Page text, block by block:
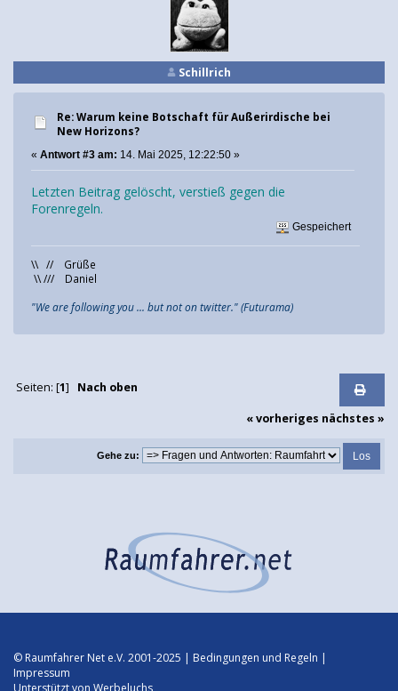
Schillrich
Re: Warum keine Botschaft für Außerirdische bei
New Horizons?
« Antwort #3 am: 14. Mai 2025, 12:22:50 »
Letzten Beitrag gelöscht, verstieß gegen die
Forenregeln.
Gespeichert
\\ // Grüße
\\ /// Daniel
"We are following you ... but not on twitter." (Futurama)
Seiten: [1] Nach oben
« vorheriges nächstes »
Gehe zu:
© Raumfahrer Net e.V. 2001-2025 | Bedingungen und Regeln |
Impressum
Unterstützt von Werbeluchs